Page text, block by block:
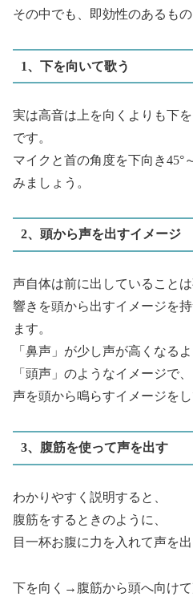
その中でも、即効性のあるもの
1、下を向いて歌う
実は高音は上を向くよりも下
です。
マイクと首の角度を下向き45°
みましょう。
2、頭から声を出すイメージ
声自体は前に出していることは
響きを頭から出すイメージを
ます。
「鼻声」が少し声が高くなるよ
「頭声」のようなイメージで、
声を頭から鳴らすイメージをし
3、腹筋を使って声を出す
わかりやすく説明すると、
腹筋をするときのように、
目一杯お腹に力を入れて声を出
下を向く→腹筋から頭へ向け